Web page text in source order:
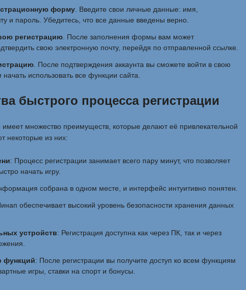
форму. Введите свои личные данные: имя,
и пароль. Убедитесь, что все данные введены верно.
регистрацию. После заполнения формы вам может
свою электронную почту, перейдя по отправленной ссылке.
. После подтверждения аккаунта вы сможете войти в свою
использовать все функции сайта.
быстрого процесса регистрации
имеет множество преимуществ, которые делают её привлекательной
некоторые из них:
: Процесс регистрации занимает всего пару минут, что позволяет
начать игру.
собрана в одном месте, и интерфейс интуитивно понятен.
обеспечивает высокий уровень безопасности хранения данных
устройств: Регистрация доступна как через ПК, так и через
функций: После регистрации вы получите доступ ко всем функциям
игры, ставки на спорт и бонусы.